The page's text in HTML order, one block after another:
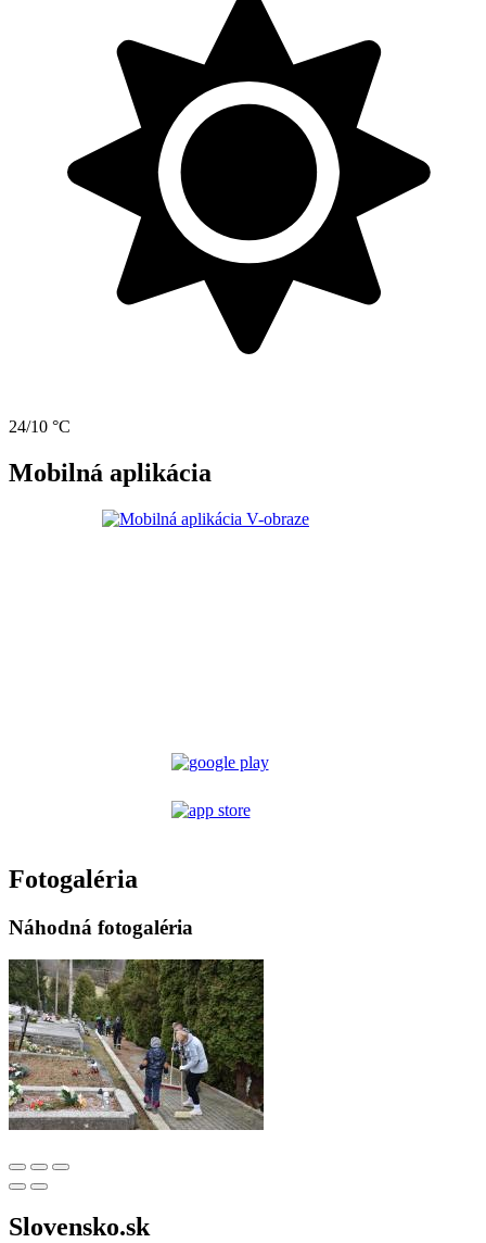
24/10 °C
Mobilná aplikácia
Fotogaléria
Náhodná fotogaléria
Slovensko.sk